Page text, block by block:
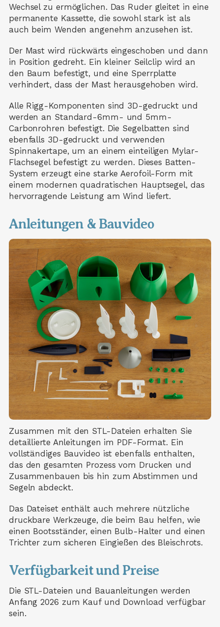
Wechsel zu ermöglichen. Das Ruder gleitet in eine
permanente Kassette, die sowohl stark ist als
auch beim Wenden angenehm anzusehen ist.
Der Mast wird rückwärts eingeschoben und dann
in Position gedreht. Ein kleiner Seilclip wird an
den Baum befestigt, und eine Sperrplatte
verhindert, dass der Mast herausgehoben wird.
Alle Rigg-Komponenten sind 3D-gedruckt und
werden an Standard-6mm- und 5mm-
Carbonrohren befestigt. Die Segelbatten sind
ebenfalls 3D-gedruckt und verwenden
Spinnakertape, um an einem einteiligen Mylar-
Flachsegel befestigt zu werden. Dieses Batten-
System erzeugt eine starke Aerofoil-Form mit
einem modernen quadratischen Hauptsegel, das
hervorragende Leistung am Wind liefert.
Anleitungen & Bauvideo
Zusammen mit den STL-Dateien erhalten Sie
detaillierte Anleitungen im PDF-Format. Ein
vollständiges Bauvideo ist ebenfalls enthalten,
das den gesamten Prozess vom Drucken und
Zusammenbauen bis hin zum Abstimmen und
Segeln abdeckt.
Das Dateiset enthält auch mehrere nützliche
druckbare Werkzeuge, die beim Bau helfen, wie
einen Bootsständer, einen Bulb-Halter und einen
Trichter zum sicheren Eingießen des Bleischrots.
Verfügbarkeit und Preise
Die STL-Dateien und Bauanleitungen werden
Anfang 2026 zum Kauf und Download verfügbar
sein.